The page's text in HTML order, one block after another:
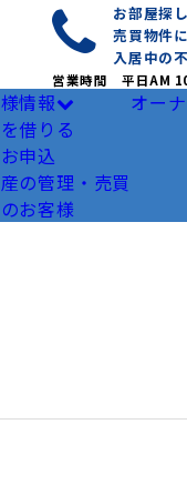
お部屋探
売買物件
入居中の
営業時間 平日AM
情報
借りる
申込
の管理・売買
お客様
オー